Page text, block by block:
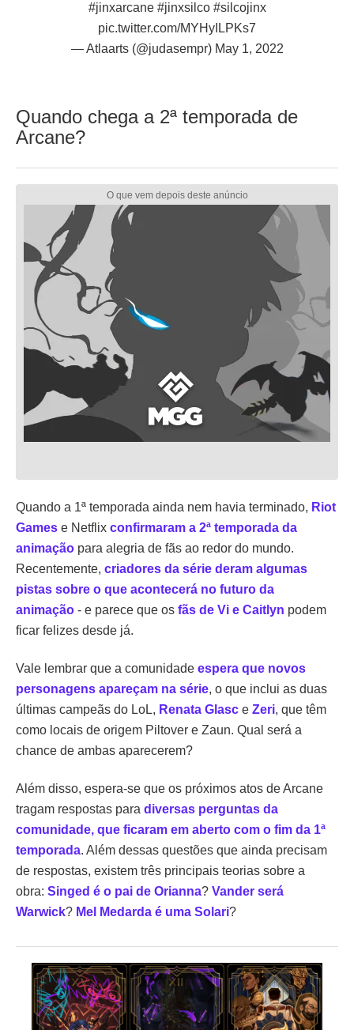
#jinxarcane #jinxsilco #silcojinx
pic.twitter.com/MYHyILPKs7
— Atlaarts (@judasempr) May 1, 2022
Quando chega a 2ª temporada de
Arcane?
Quando a 1ª temporada ainda nem havia terminado, Riot
Games e Netflix confirmaram a 2ª temporada da
animação para alegria de fãs ao redor do mundo.
Recentemente, criadores da série deram algumas
pistas sobre o que acontecerá no futuro da
animação - e parece que os fãs de Vi e Caitlyn podem
ficar felizes desde já.
Vale lembrar que a comunidade espera que novos
personagens apareçam na série, o que inclui as duas
últimas campeãs do LoL, Renata Glasc e Zeri, que têm
como locais de origem Piltover e Zaun. Qual será a
chance de ambas aparecerem?
Além disso, espera-se que os próximos atos de Arcane
tragam respostas para diversas perguntas da
comunidade, que ficaram em aberto com o fim da 1ª
temporada. Além dessas questões que ainda precisam
de respostas, existem três principais teorias sobre a
obra: Singed é o pai de Orianna? Vander será
Warwick? Mel Medarda é uma Solari?